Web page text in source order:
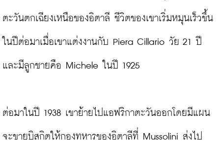
ตะวันตกเฉียงเหนือของอิตาลี ชีวิตของเขาเริ่มหมุนเร็วขึ้น
ในปีต่อมาเมื่อเขาแต่งงานกับ Piera Cillario วัย 21 ปี
และมีลูกชายคือ Michele ในปี 1925
ต่อมาในปี 1938 เขาย้ายไปแอฟริกาตะวันออกโดยมีแผน
จะขายบิสกิตให้กองทหารของอิตาลีที่ Mussolini ส่งไป